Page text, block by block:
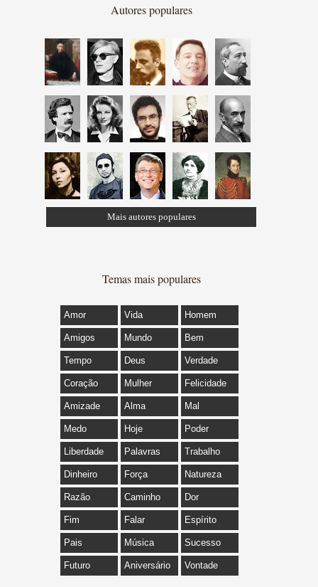
Autores populares
Mais autores populares
Temas mais populares
Amor Vida Homem
Amigos Mundo Bem
Tempo Deus Verdade
Coração Mulher Felicidade
Amizade Alma Mal
Medo Hoje Poder
Liberdade Palavras Trabalho
Dinheiro Força Natureza
Razão Caminho Dor
Fim Falar Espírito
Pais Música Sucesso
Futuro Aniversário Vontade